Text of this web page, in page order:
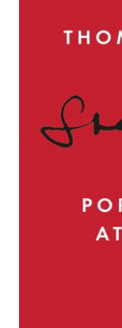
Thomas
Verlag: Blessing,
festgebunden
Schutzumschlag